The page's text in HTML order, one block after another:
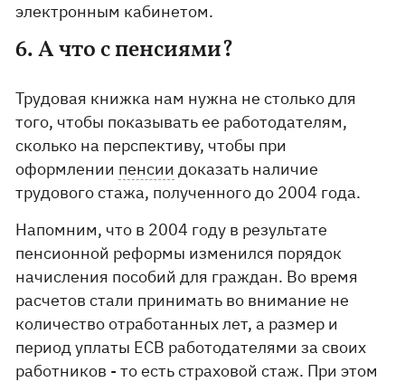
электронным кабинетом.
6. А что с пенсиями?
Трудовая книжка нам нужна не столько для
того, чтобы показывать ее работодателям,
сколько на перспективу, чтобы при
оформлении пенсии доказать наличие
трудового стажа, полученного до 2004 года.
Напомним, что в 2004 году в результате
пенсионной реформы изменился порядок
начисления пособий для граждан. Во время
расчетов стали принимать во внимание не
количество отработанных лет, а размер и
период уплаты ЕСВ работодателями за своих
работников - то есть страховой стаж. При этом